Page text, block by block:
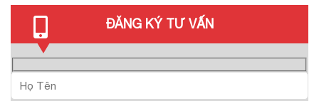
ĐĂNG KÝ TƯ VẤN